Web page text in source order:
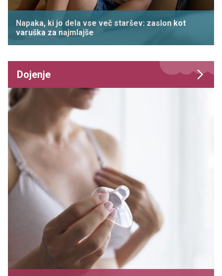
Napaka, ki jo dela vse več staršev: zaslon kot
varuška za najmlajše
Dojenje